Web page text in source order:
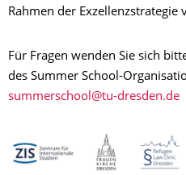
Rahmen der Exzellenzstrategie
Für Fragen wenden Sie sich
des Summer School-